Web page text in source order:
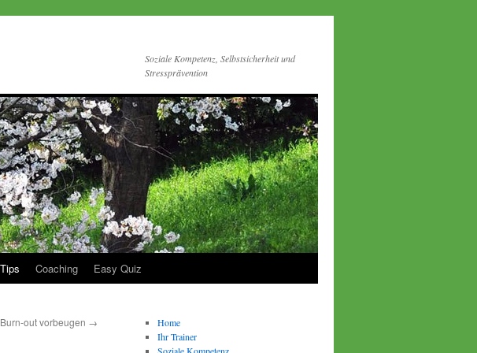
Soziale Kompetenz, Selbstsicherheit und
Stressprävention
Coaching Easy Quiz
out vorbeugen →
Home
Ihr Trainer